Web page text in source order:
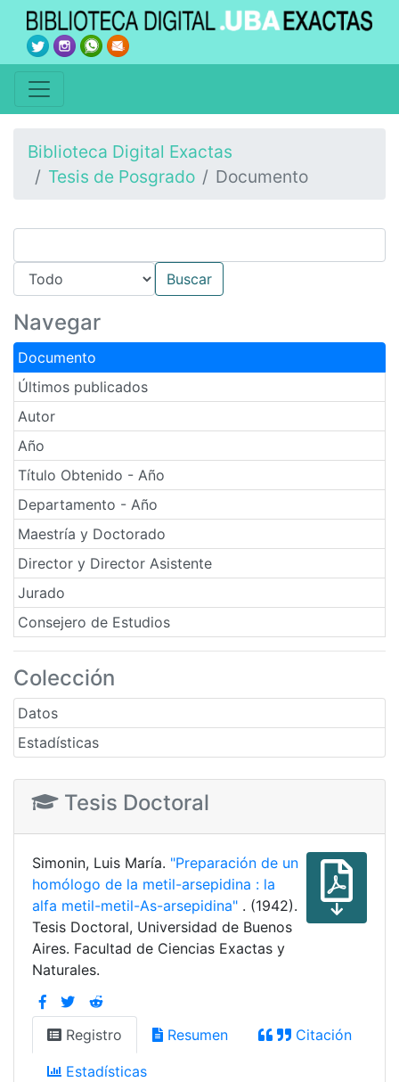
Biblioteca Digital Exactas
Tesis de Posgrado
Documento
Navegar
Documento
Últimos publicados
Autor
Año
Título Obtenido - Año
Departamento - Año
Maestría y Doctorado
Director y Director Asistente
Jurado
Consejero de Estudios
Colección
Datos
Estadísticas
Tesis Doctoral
Simonin, Luis María. "Preparación de un
homólogo de la metil-arsepidina : la
alfa metil-metil-As-arsepidina" . (1942).
Tesis Doctoral, Universidad de Buenos
Aires. Facultad de Ciencias Exactas y
Naturales.
Registro Resumen Citación
Estadísticas